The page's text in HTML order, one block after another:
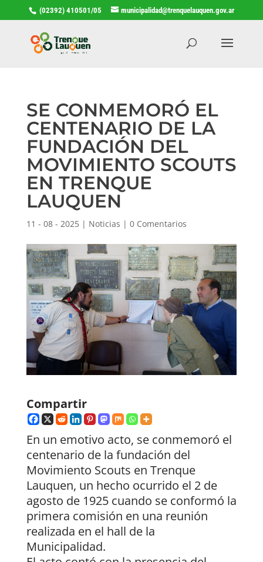
(02392) 410501/05 municipalidad@trenquelauquen.gov.ar
SE CONMEMORÓ EL
CENTENARIO DE LA
FUNDACIÓN DEL
MOVIMIENTO SCOUTS
EN TRENQUE
LAUQUEN
11 - 08 - 2025| Noticias | 0 Comentarios
Compartir
En un emotivo acto, se conmemoró el
centenario de la fundación del
Movimiento Scouts en Trenque
Lauquen, un hecho ocurrido el 2 de
agosto de 1925 cuando se conformó la
primera comisión en una reunión
realizada en el hall de la
Municipalidad.